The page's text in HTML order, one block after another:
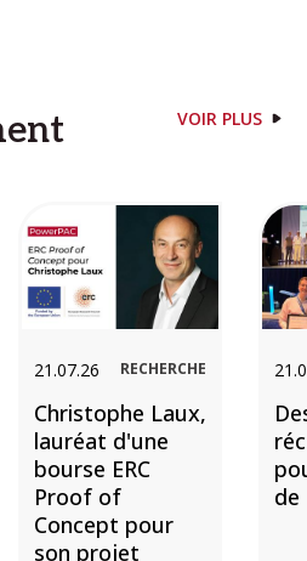
VOIR PLUS
21.07.26 RECHERCHE
Christophe Laux,
lauréat d'une
bourse ERC
Proof of
Concept pour
son projet
de